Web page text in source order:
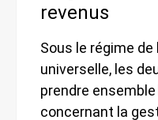
revenus
Sous le régime
universelle, les
prendre
concernant la